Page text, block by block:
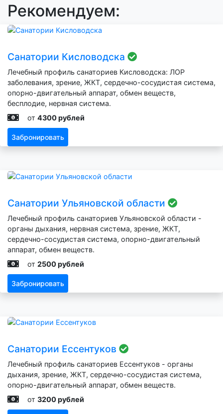
Рекомендуем:
Санатории Кисловодска
Лечебный профиль санаториев Кисловодска: ЛОР
заболевания, зрение, ЖКТ, сердечно-сосудистая система,
опорно-двигательный аппарат, обмен веществ,
бесплодие, нервная система.
от 4300 рублей
Забронировать
Санатории Ульяновской области
Лечебный профиль санаториев Ульяновской области -
органы дыхания, нервная система, зрение, ЖКТ,
сердечно-сосудистая система, опорно-двигательный
аппарат, обмен веществ.
от 2500 рублей
Забронировать
Санатории Ессентуков
Лечебный профиль санаториев Ессентуков - органы
дыхания, зрение, ЖКТ, сердечно-сосудистая система,
опорно-двигательный аппарат, обмен веществ.
от 3200 рублей